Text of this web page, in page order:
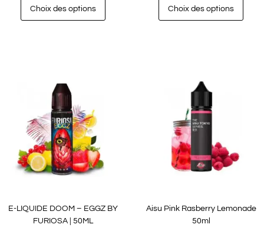
Choix des options Choix des options
E-LIQUIDE DOOM – EGGZ BY
FURIOSA | 50ML
Aisu Pink Rasberry Lemonade
50ml